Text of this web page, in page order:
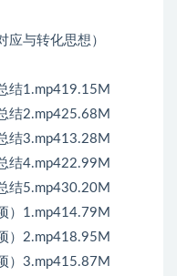
与转化思想）
结1.mp419.15M
结2.mp425.68M
结3.mp413.28M
结4.mp422.99M
结5.mp430.20M
）1.mp414.79M
）2.mp418.95M
）3.mp415.87M